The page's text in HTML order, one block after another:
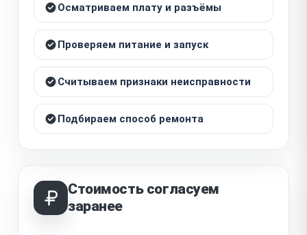
Осматриваем плату и разъёмы
Проверяем питание и запуск
Считываем признаки неисправности
Подбираем способ ремонта
Стоимость согласуем
заранее